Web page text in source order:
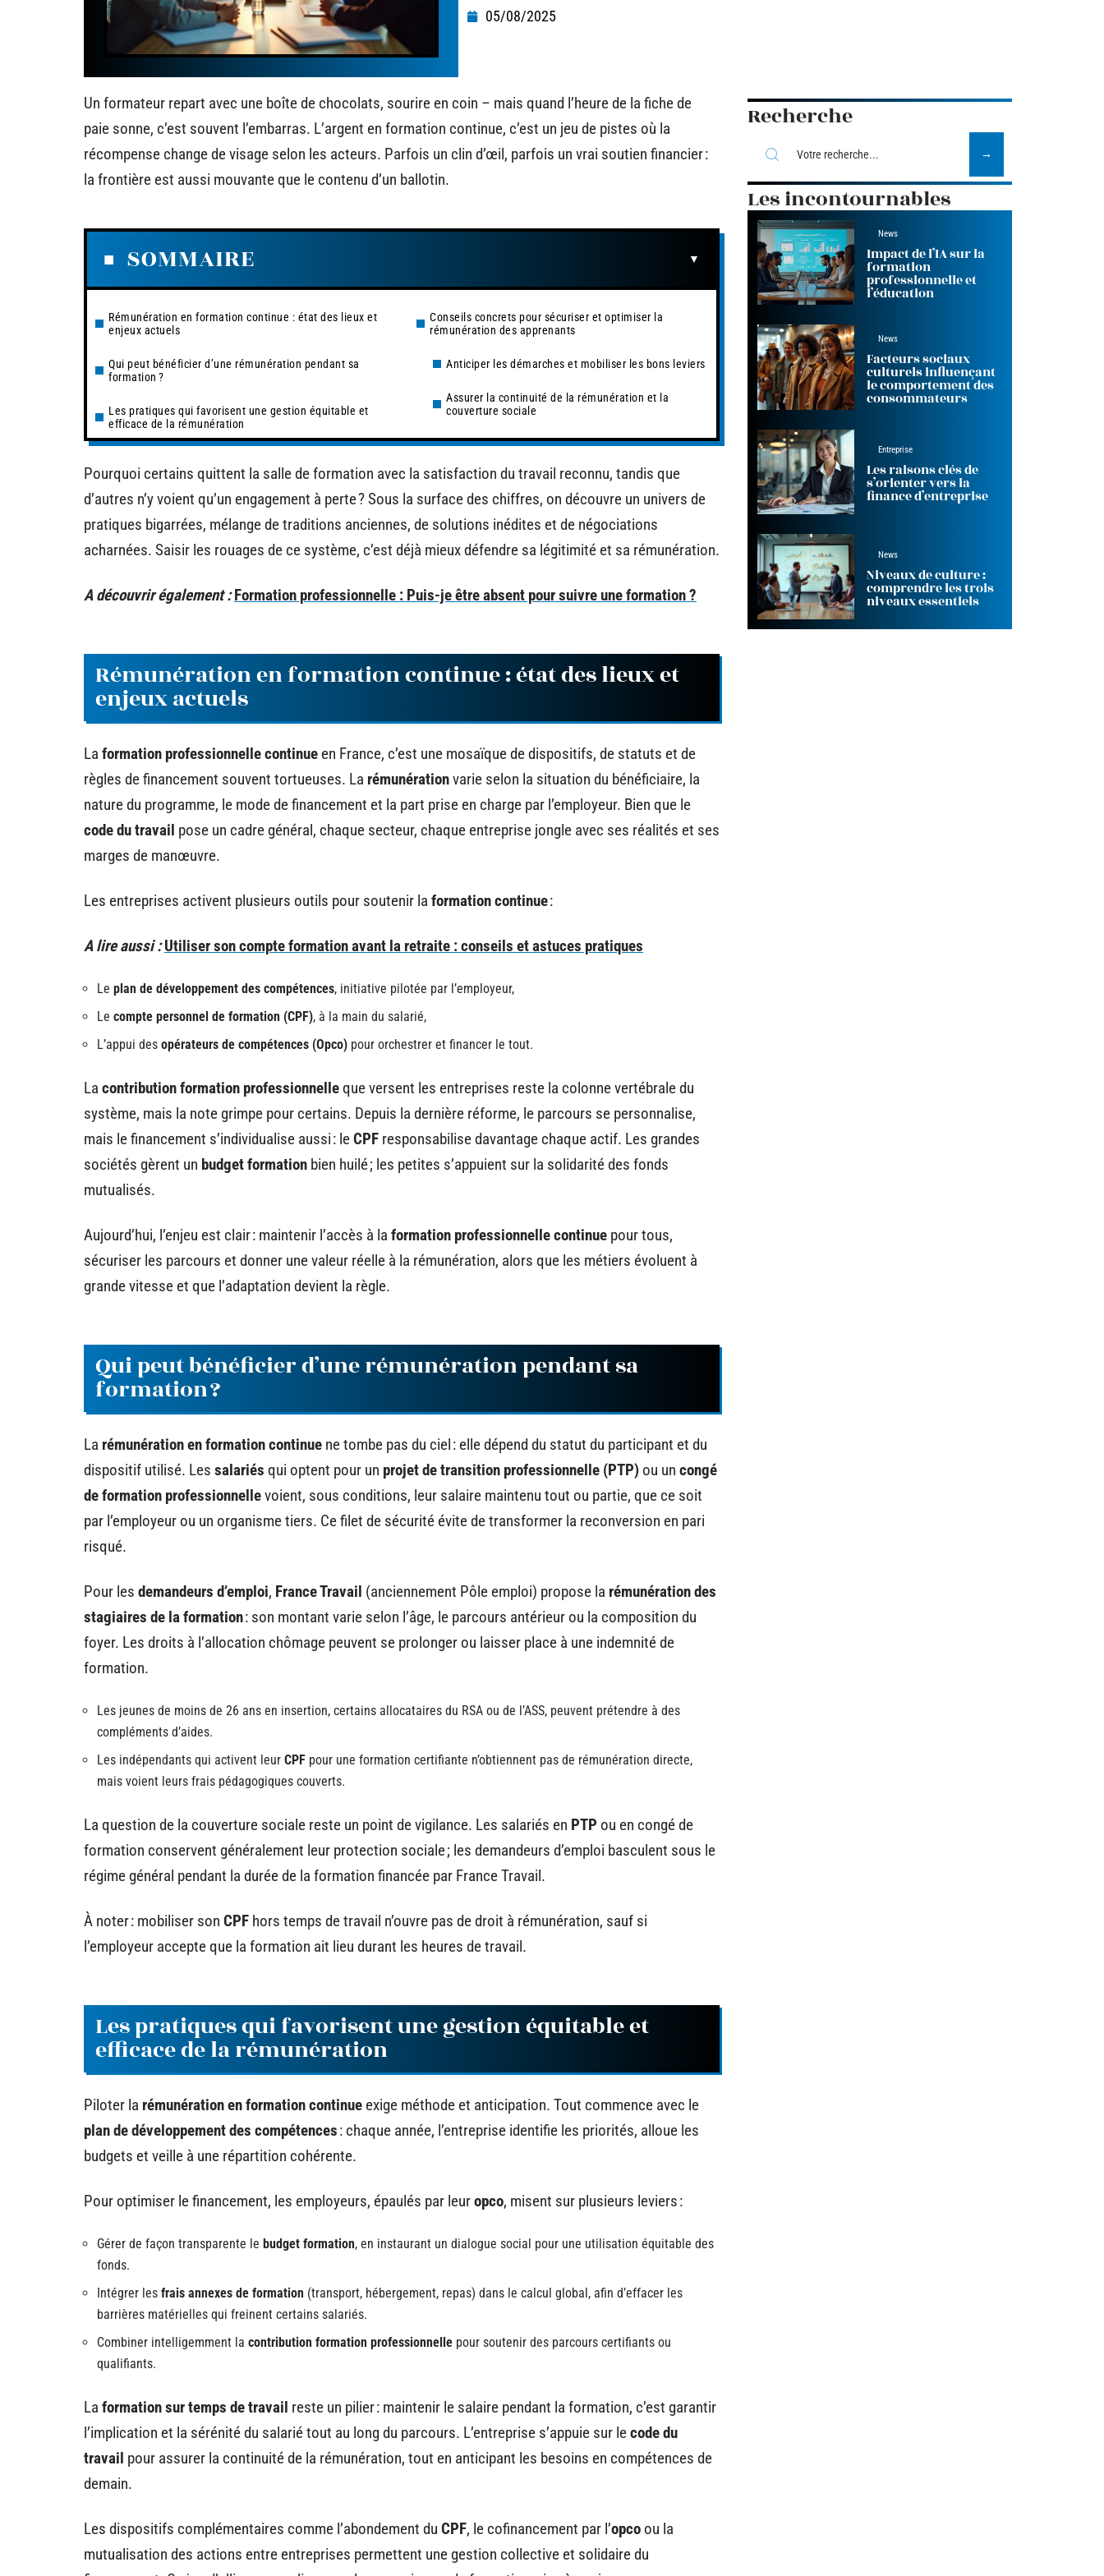
05/08/2025
Un formateur repart avec une boîte de chocolats, sourire en coin – mais quand l’heure de la fiche de
paie sonne, c’est souvent l’embarras. L’argent en formation continue, c’est un jeu de pistes où la
récompense change de visage selon les acteurs. Parfois un clin d’œil, parfois un vrai soutien financier :
la frontière est aussi mouvante que le contenu d’un ballotin.
SOMMAIRE
Rémunération en formation continue : état des lieux et
enjeux actuels
Qui peut bénéficier d’une rémunération pendant sa
formation ?
Les pratiques qui favorisent une gestion équitable et
efficace de la rémunération
Conseils concrets pour sécuriser et optimiser la
rémunération des apprenants
Anticiper les démarches et mobiliser les bons leviers
Assurer la continuité de la rémunération et la
couverture sociale
Pourquoi certains quittent la salle de formation avec la satisfaction du travail reconnu, tandis que
d’autres n’y voient qu’un engagement à perte ? Sous la surface des chiffres, on découvre un univers de
pratiques bigarrées, mélange de traditions anciennes, de solutions inédites et de négociations
acharnées. Saisir les rouages de ce système, c’est déjà mieux défendre sa légitimité et sa rémunération.
A découvrir également : Formation professionnelle : Puis-je être absent pour suivre une formation ?
Rémunération en formation continue : état des lieux et
enjeux actuels
La formation professionnelle continue en France, c’est une mosaïque de dispositifs, de statuts et de
règles de financement souvent tortueuses. La rémunérationvarie selon la situation du bénéficiaire, la
nature du programme, le mode de financement et la part prise en charge par l’employeur. Bien que le
code du travail pose un cadre général, chaque secteur, chaque entreprise jongle avec ses réalités et ses
marges de manœuvre.
Les entreprises activent plusieurs outils pour soutenir la formation continue:
A lire aussi : Utiliser son compte formation avant la retraite : conseils et astuces pratiques
Le plan de développement des compétences, initiative pilotée par l’employeur,
Le compte personnel de formation (CPF), à la main du salarié,
L’appui des opérateurs de compétences (Opco) pour orchestrer et financer le tout.
La contribution formation professionnelleque versent les entreprises reste la colonne vertébrale du
système, mais la note grimpe pour certains. Depuis la dernière réforme, le parcours se personnalise,
mais le financement s’individualise aussi : leCPF responsabilise davantage chaque actif. Les grandes
sociétés gèrent un budget formation bien huilé ; les petites s’appuient sur la solidarité des fonds
mutualisés.
Aujourd’hui, l’enjeu est clair : maintenir l’accès à la formation professionnelle continue pour tous,
sécuriser les parcours et donner une valeur réelle à la rémunération, alors que les métiers évoluent à
grande vitesse et que l’adaptation devient la règle.
Qui peut bénéficier d’une rémunération pendant sa
formation ?
La rémunération en formation continue ne tombe pas du ciel : elle dépend du statut du participant et du
dispositif utilisé. Les salariés qui optent pour un projet de transition professionnelle (PTP) ou un congé
de formation professionnellevoient, sous conditions, leur salaire maintenu tout ou partie, que ce soit
par l’employeur ou un organisme tiers. Ce filet de sécurité évite de transformer la reconversion en pari
risqué.
Pour les demandeurs d’emploi, France Travail (anciennement Pôle emploi) propose la rémunération des
stagiaires de la formation: son montant varie selon l’âge, le parcours antérieur ou la composition du
foyer. Les droits à l’allocation chômage peuvent se prolonger ou laisser place à une indemnité de
formation.
Les jeunes de moins de 26 ans en insertion, certains allocataires du RSA ou de l’ASS, peuvent prétendre à des
compléments d’aides.
Les indépendants qui activent leur CPF pour une formation certifiante n’obtiennent pas de rémunération directe,
mais voient leurs frais pédagogiques couverts.
La question de la couverture sociale reste un point de vigilance. Les salariés en PTP ou en congé de
formation conservent généralement leur protection sociale ; les demandeurs d’emploi basculent sous le
régime général pendant la durée de la formation financée par France Travail.
À noter : mobiliser son CPF hors temps de travail n’ouvre pas de droit à rémunération, sauf si
l’employeur accepte que la formation ait lieu durant les heures de travail.
Les pratiques qui favorisent une gestion équitable et
efficace de la rémunération
Piloter la rémunération en formation continue exige méthode et anticipation. Tout commence avec le
plan de développement des compétences: chaque année, l’entreprise identifie les priorités, alloue les
budgets et veille à une répartition cohérente.
Pour optimiser le financement, les employeurs, épaulés par leuropco, misent sur plusieurs leviers :
Gérer de façon transparente le budget formation, en instaurant un dialogue social pour une utilisation équitable des
fonds.
Intégrer les frais annexes de formation (transport, hébergement, repas) dans le calcul global, afin d’effacer les
barrières matérielles qui freinent certains salariés.
Combiner intelligemment la contribution formation professionnelle pour soutenir des parcours certifiants ou
qualifiants.
La formation sur temps de travail reste un pilier : maintenir le salaire pendant la formation, c’est garantir
l’implication et la sérénité du salarié tout au long du parcours. L’entreprise s’appuie sur lecode du
travail pour assurer la continuité de la rémunération, tout en anticipant les besoins en compétences de
demain.
Les dispositifs complémentaires comme l’abondement du CPF, le cofinancement par l’opco ou la
mutualisation des actions entre entreprises permettent une gestion collective et solidaire du
Recherche
Les incontournables
News
Impact de l’IA sur la
formation
professionnelle et
l’éducation
News
Facteurs sociaux
culturels influençant
le comportement des
consommateurs
Entreprise
Les raisons clés de
s’orienter vers la
finance d’entreprise
News
Niveaux de culture :
comprendre les trois
niveaux essentiels